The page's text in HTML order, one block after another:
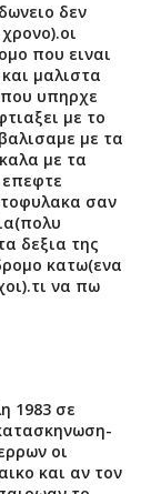
δεν
που ειναι
μαλιστα
υπηρχε
με το
με τα
με τα
επεφτε
σαν
δεξια της
κατω(ενα
να πω
1983 σε
οι
και αν τον